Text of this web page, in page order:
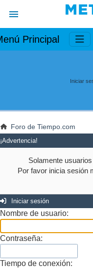
Principal
Iniciar
Foro de Tiempo.com
¡Advertencia!
Solamente
Por favor inicia sesión
Iniciar sesión
Nombre de usuario:
Contraseña:
Tiempo de conexión: